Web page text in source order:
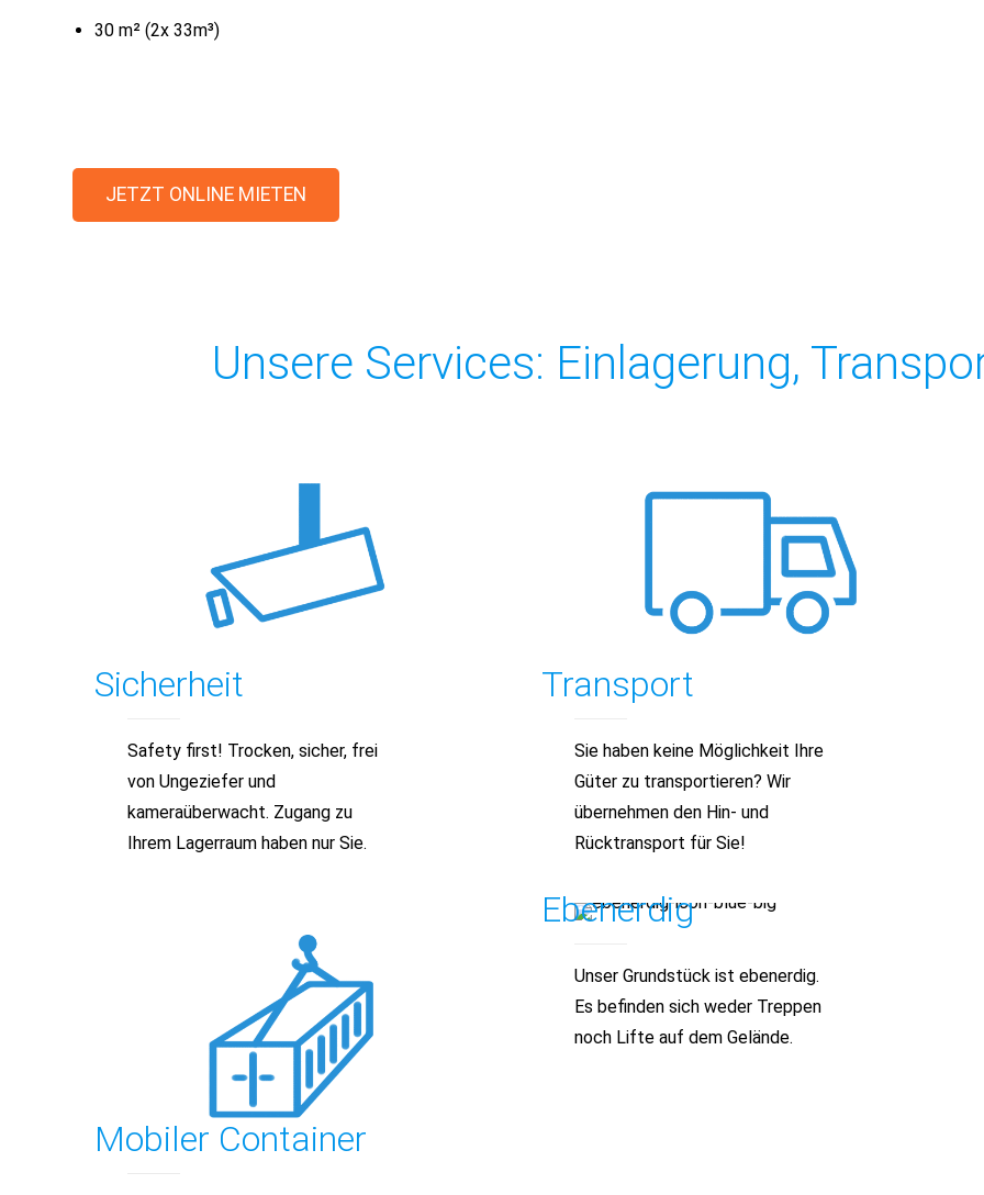
30 m² (2x 33m³)
JETZT ONLINE MIETEN
Unsere Services: Einlagerung,
Sicherheit
Safety first! Trocken, sicher, frei
von Ungeziefer und
kameraüberwacht. Zugang zu
Ihrem Lagerraum haben nur Sie.
Transport
Sie haben keine Möglichkeit Ihre
Güter zu transportieren? Wir
übernehmen den Hin- und
Rücktransport für Sie!
Mobiler Container
Ebenerdig
Unser Grundstück ist ebenerdig.
Es befinden sich weder Treppen
noch Lifte auf dem Gelände.